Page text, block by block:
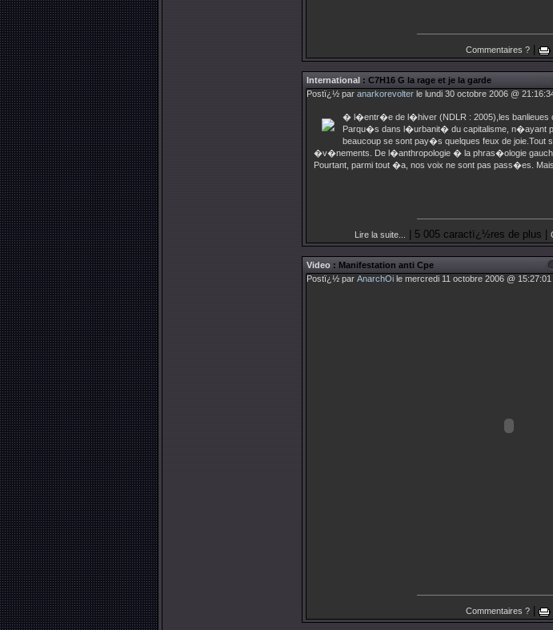
Commentaires ?|
International : C7H16 G la rage et je la garde
Postï¿½ par anarkorevolter le lundi 30 octobre 2006 @
� l�entr�e de l�hiver (NDLR : 2005),les banlieues
Parqu�s dans l�urbanit� du capitalisme, n�ayant
beaucoup se sont pay�s quelques feux de
�v�nements. De l�anthropologie � la phras�ologie
Pourtant, parmi tout �a, nos voix ne sont pas pass�es.
Lire la suite... | 5 005 caractï¿½res de plus |
Video : Manifestation anti Cpe
Postï¿½ par AnarchOi le mercredi 11 octobre 2006 @
Commentaires ?|